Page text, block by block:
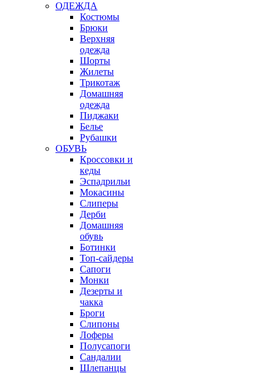
ОДЕЖДА
Костюмы
Брюки
Верхняя
одежда
Шорты
Жилеты
Трикотаж
Домашняя
одежда
Пиджаки
Белье
Рубашки
ОБУВЬ
Кроссовки и
кеды
Эспадрильи
Мокасины
Слиперы
Дерби
Домашняя
обувь
Ботинки
Топ-сайдеры
Сапоги
Монки
Дезерты и
чакка
Броги
Слипоны
Лоферы
Полусапоги
Сандалии
Шлепанцы